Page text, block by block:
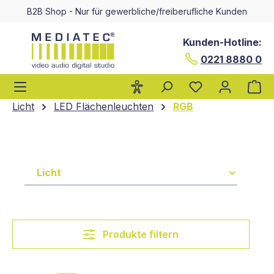
springen
B2B Shop - Nur für gewerbliche/freiberufliche Kunden
Kunden-Hotline:
0221 8880 0
Licht
LED Flächenleuchten RGB
Licht
Produkte filtern